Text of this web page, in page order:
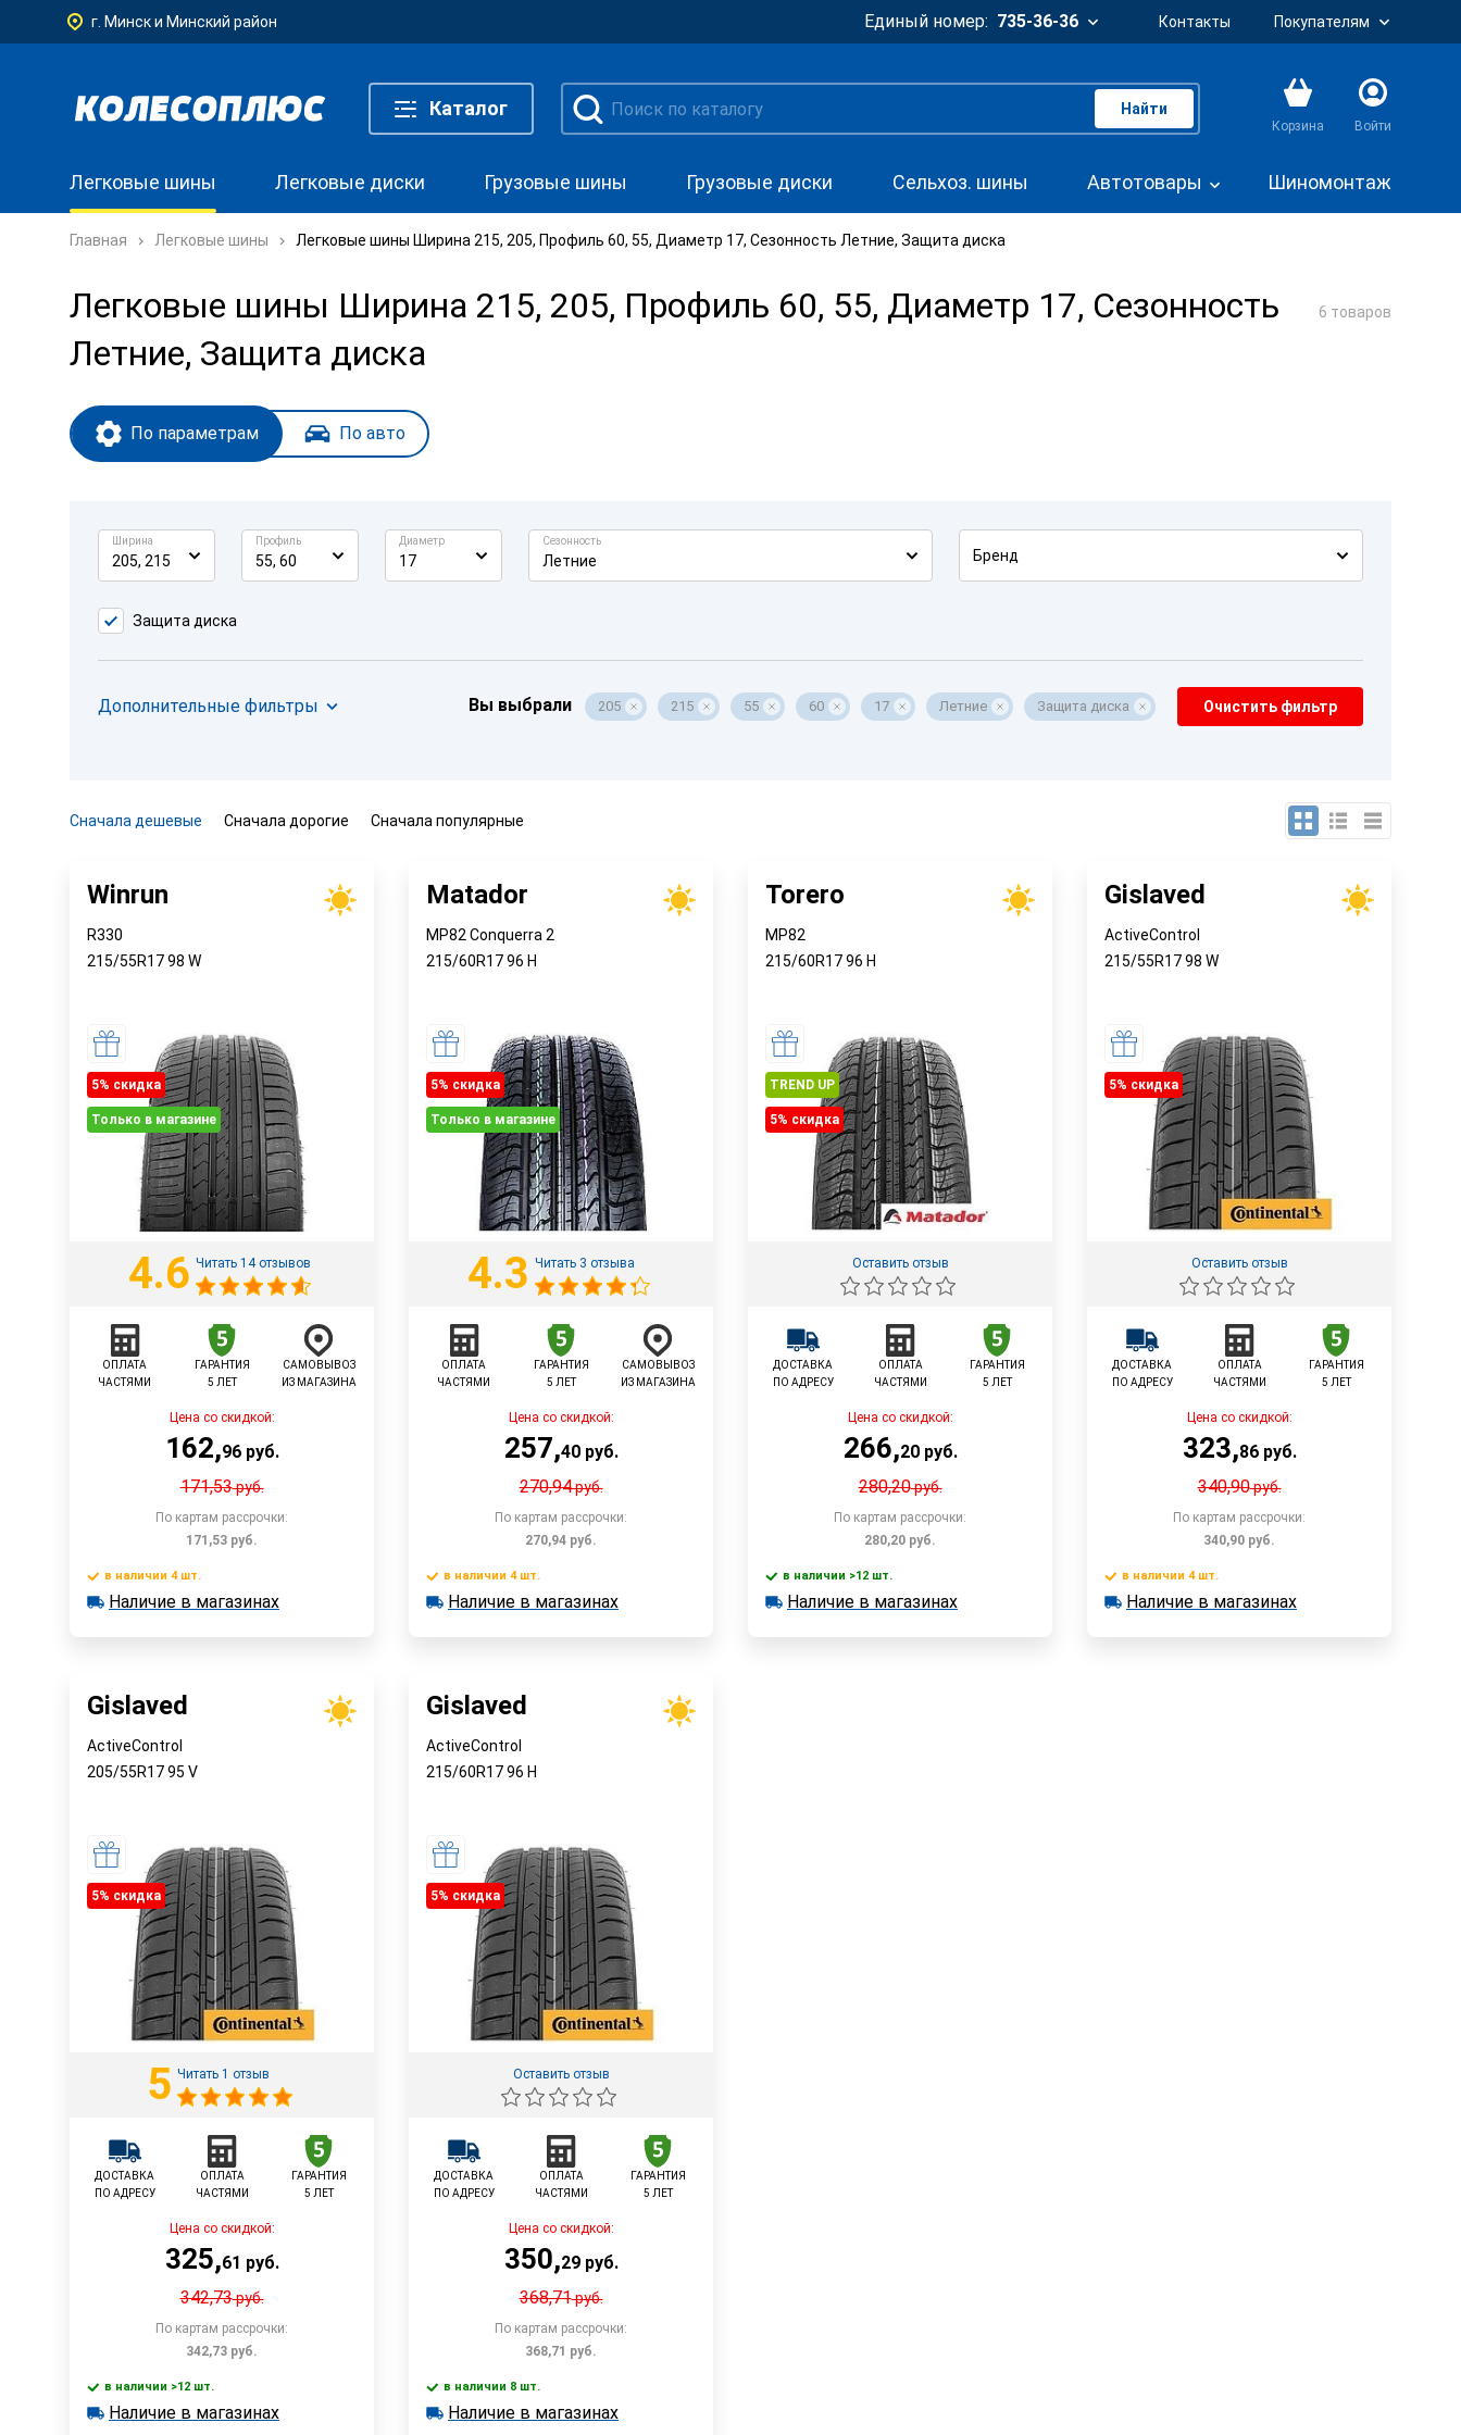
г. Минск и Минский район Единый номер: 735-36-36 Контакты Покупателям
Каталог Найти
Корзина Войти
Легковые шины Легковые диски Грузовые шины Грузовые диски Сельхоз. шины Автотовары Шиномонтаж
Главная Легковые шины Легковые шины Ширина 215, 205, Профиль 60, 55, Диаметр 17, Сезонность Летние, Защита диска
Легковые шины Ширина 215, 205, Профиль 60, 55, Диаметр 17, Сезонность
Летние, Защита диска
6 товаров
По параметрам По авто
Ширина
205, 215
Профиль
55, 60
Диаметр
17
Сезонность
Летние Бренд
Защита диска
Дополнительные фильтры Вы выбрали 205 215 55 60 17 Летние Защита диска Очистить фильтр
Сначала дешевые Сначала дорогие Сначала популярные
Winrun
R330
215/55R1798 W
5% cкидка
Только в магазине
4.6 Читать 14 отзывов
ОПЛАТА
ЧАСТЯМИ
ГАРАНТИЯ
5 ЛЕТ
САМОВЫВОЗ
ИЗ МАГАЗИНА
Цена со скидкой:
162,96руб.
171,53руб.
По картам рассрочки:
171,53 руб.
Быстрый заказ
в наличии 4 шт.
в наличии 4 шт.
Наличие в магазинах
Matador
MP82 Conquerra 2
215/60R1796 H
5% cкидка
Только в магазине
4.3 Читать 3 отзыва
ОПЛАТА
ЧАСТЯМИ
ГАРАНТИЯ
5 ЛЕТ
САМОВЫВОЗ
ИЗ МАГАЗИНА
Цена со скидкой:
257,40руб.
270,94руб.
По картам рассрочки:
270,94 руб.
Быстрый заказ
в наличии 4 шт.
в наличии 4 шт.
Наличие в магазинах
Torero
MP82
215/60R1796 H
TREND UP
5% cкидка
Оставить отзыв
ДОСТАВКА
ПО АДРЕСУ
ОПЛАТА
ЧАСТЯМИ
ГАРАНТИЯ
5 ЛЕТ
Цена со скидкой:
266,20руб.
280,20руб.
По картам рассрочки:
280,20 руб.
В корзину
в наличии >12 шт.
в наличии >12 шт.
Наличие в магазинах
Gislaved
ActiveControl
215/55R1798 W
5% cкидка
Оставить отзыв
ДОСТАВКА
ПО АДРЕСУ
ОПЛАТА
ЧАСТЯМИ
ГАРАНТИЯ
5 ЛЕТ
Цена со скидкой:
323,86руб.
340,90руб.
По картам рассрочки:
340,90 руб.
В корзину
в наличии 4 шт.
в наличии 4 шт.
Наличие в магазинах
Gislaved
ActiveControl
205/55R1795 V
5% cкидка
5 Читать 1 отзыв
ДОСТАВКА
ПО АДРЕСУ
ОПЛАТА
ЧАСТЯМИ
ГАРАНТИЯ
5 ЛЕТ
Цена со скидкой:
325,61 руб.
342,73руб.
По картам рассрочки:
342,73 руб.
В корзину
в наличии >12 шт.
в наличии >12 шт.
Наличие в магазинах
Gislaved
ActiveControl
215/60R1796 H
5% cкидка
Оставить отзыв
ДОСТАВКА
ПО АДРЕСУ
ОПЛАТА
ЧАСТЯМИ
ГАРАНТИЯ
5 ЛЕТ
Цена со скидкой:
350,29руб.
368,71руб.
По картам рассрочки:
368,71 руб.
В корзину
в наличии 8 шт.
в наличии 8 шт.
Наличие в магазинах